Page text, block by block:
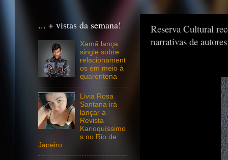
Reserva Cultural
narrativas de
... + vistas da semana!
Xamã lança
single sobre
relacionament
os em meio à
quarentena
Livia Rosa
Santana irá
lançar a
Revista
Karioquíssimo
s no Rio de
Janeiro